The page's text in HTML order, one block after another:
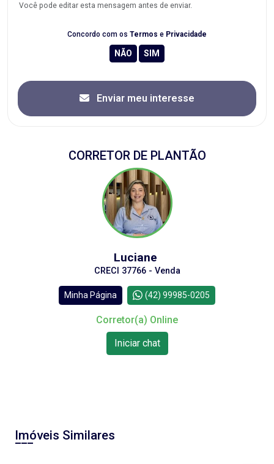
Você pode editar esta mensagem antes de enviar.
Concordo com os Termos e Privacidade
Enviar meu interesse
CORRETOR DE PLANTÃO
Luciane
CRECI 37766 - Venda
Minha Página (42) 99985-0205
Corretor(a) Online
Iniciar chat
Imóveis Similares